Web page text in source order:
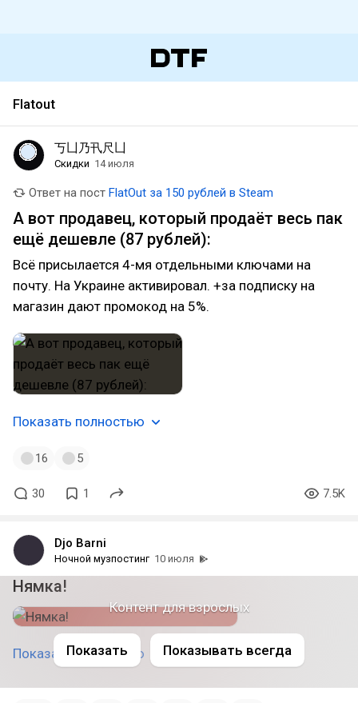
Flatout
丂凵乃卂尺凵
Скидки 14 июля
Ответ на пост FlatOut за 150 рублей в Steam
А вот продавец, который продаёт весь пак
ещё дешевле (87 рублей):
Всё присылается 4-мя отдельными ключами на
почту. На Украине активировал. +за подписку на
магазин дают промокод на 5%.
Показать полностью
16 5
30 1 7.5K
Djo Barni
Ночной музпостинг 10 июля
Нямка!
Показать полностью
Контент для взрослых
Показать Показывать всегда